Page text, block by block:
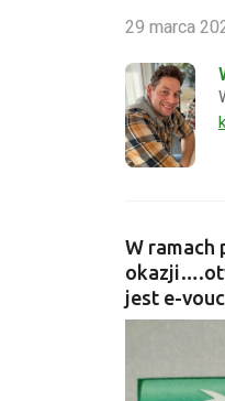
29 marca
W ramach
jest e-